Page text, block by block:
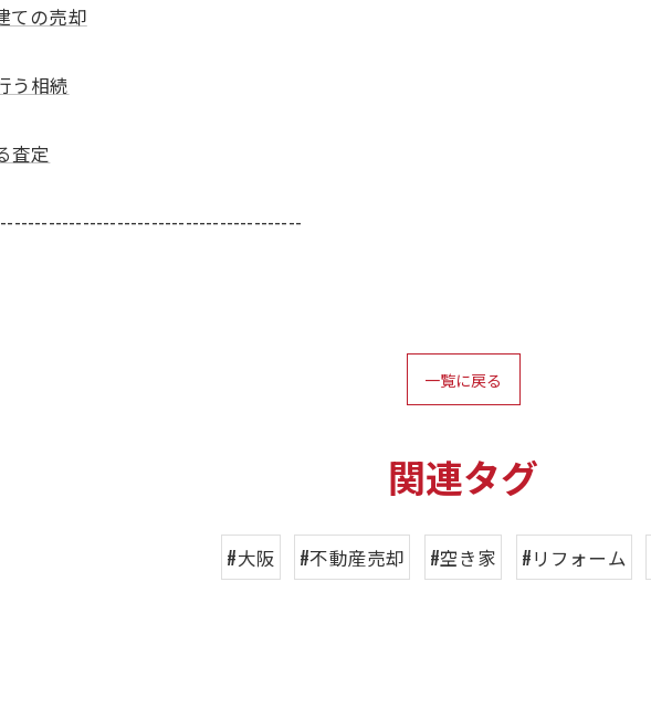
ての売却
う相続
査定
一覧に戻る
関連タグ
#大阪 #不動産売却 #空き家 #リフォーム